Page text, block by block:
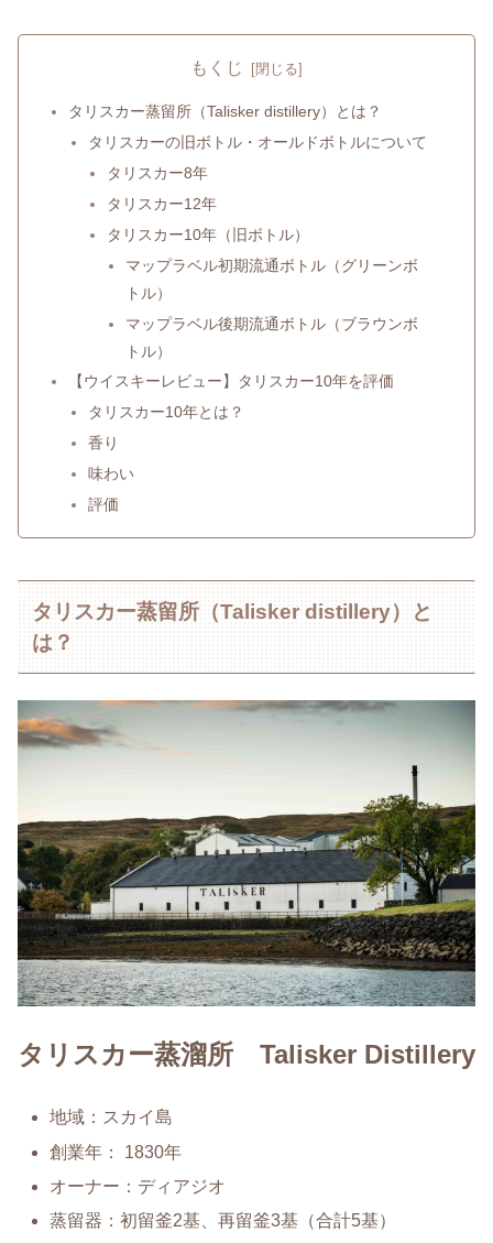
もくじ
タリスカー蒸留所（Talisker distillery）とは？
タリスカーの旧ボトル・オールドボトルについて
タリスカー8年
タリスカー12年
タリスカー10年（旧ボトル）
マップラベル初期流通ボトル（グリーンボ
トル）
マップラベル後期流通ボトル（ブラウンボ
トル）
【ウイスキーレビュー】タリスカー10年を評価
タリスカー10年とは？
香り
味わい
評価
タリスカー蒸留所（Talisker distillery）と
は？
タリスカー蒸溜所 Talisker Distillery
地域：スカイ島
創業年： 1830年
オーナー：ディアジオ
蒸留器：初留釜2基、再留釜3基（合計5基）